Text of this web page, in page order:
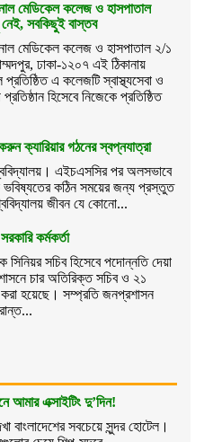
মেডিকেল কলেজ ও হাসপাতাল
সবকিছুই বাস্তব
মেডিকেল কলেজ ও হাসপাতাল ২/১
ঢাকা-১২০৭ এই ঠিকানায়
এ কলেজটি স্বাস্থ্যসেবা ও
প্রতিষ্ঠান হিসেবে নিজেকে প্রতিষ্ঠিত
ক্যারিয়ার গঠনের স্বপ্নযাত্রা
এইচএসসির পর অলসভাবে
ভবিষ্যতের কঠিন সময়ের জন্য প্রস্তুত
জীবন যে কোনো...
কর্মকর্তা
সিনিয়র সচিব হিসেবে পদোন্নতি দেয়া
চার অতিরিক্ত সচিব ও ২১
হয়েছে। সম্প্রতি জনপ্রশাসন
আমার এক্সাইটিং দু’দিন!
বাংলাদেশের সবচেয়ে সুন্দর হোটেল।